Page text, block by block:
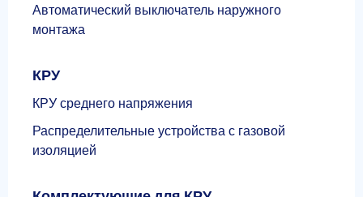
Автоматический выключатель наружного
монтажа
КРУ
КРУ среднего напряжения
Распределительные устройства с газовой
изоляцией